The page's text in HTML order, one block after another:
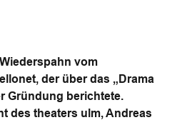
vom
der über das „Drama
Gründung berichtete.
des theaters ulm, Andreas